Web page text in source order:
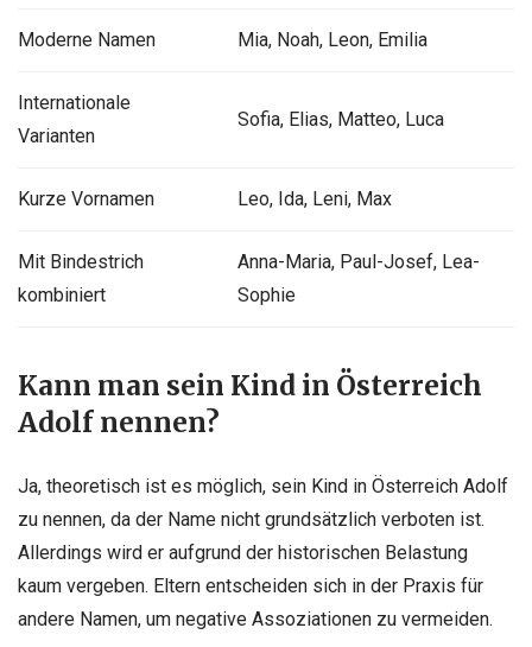
Moderne Namen Mia, Noah, Leon, Emilia
Internationale
Varianten
Sofia, Elias, Matteo, Luca
Kurze Vornamen Leo, Ida, Leni, Max
Mit Bindestrich
kombiniert
Anna-Maria, Paul-Josef, Lea-
Sophie
Kann man sein Kind in Österreich
Adolf nennen?
Ja, theoretisch ist es möglich, sein Kind in Österreich Adolf
zu nennen, da der Name nicht grundsätzlich verboten ist.
Allerdings wird er aufgrund der historischen Belastung
kaum vergeben. Eltern entscheiden sich in der Praxis für
andere Namen, um negative Assoziationen zu vermeiden.